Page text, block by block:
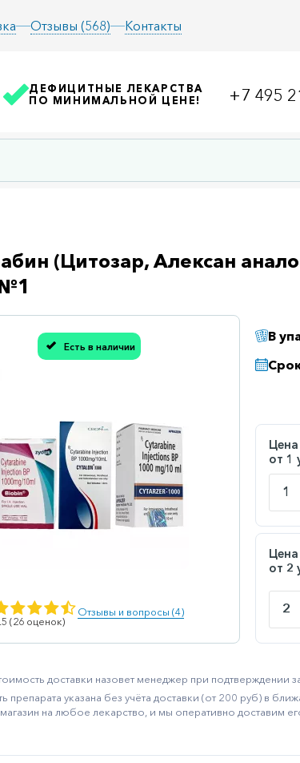
Отзывы (568) Контакты
ДЕФИЦИТНЫЕ ЛЕКАРСТВА
ПО МИНИМАЛЬНОЙ ЦЕНЕ!
+7 495
(Цитозар, Алексан
Есть в наличии
(26 оценок)
Отзывы и вопросы (4)
Спасибо, мы учли Вашу оценку!
В
Цена
от 1
Цена
от 2
доставки назовет менеджер при подтверждении
препарата указана без учёта доставки (от 200 руб) в
магазин на любое лекарство, и мы оперативно доставим